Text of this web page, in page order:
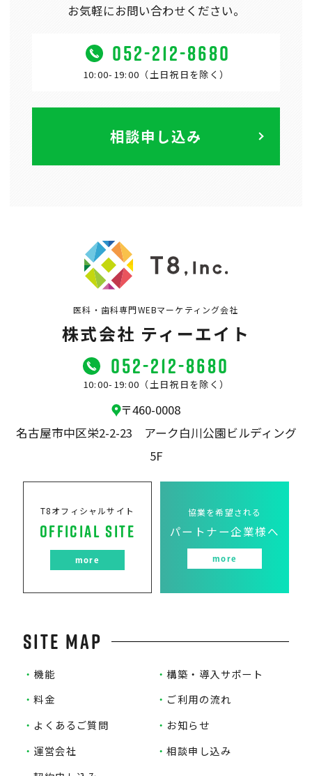
お気軽にお問い合わせください。
052-212-8680
10:00-19:00（土日祝日を除く）
相談申し込み
医科・歯科専門WEBマーケティング会社
株式会社 ティーエイト
052-212-8680
10:00-19:00（土日祝日を除く）
〒460-0008
名古屋市中区栄2-2-23
アーク白川公園ビルディング
5F
T8オフィシャルサイト
OFFICIAL SITE
more
協業を希望される
パートナー企業様へ
more
SITE MAP
・ 機能 ・構築・導入サポート
・料金 ・ ご利用の流れ
・ よくあるご質問 ・ お知らせ
・ 運営会社 ・相談申し込み